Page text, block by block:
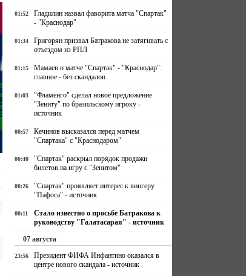
01:52
Гладилин назвал фаворита матча "Спартак"
- "Краснодар"
01:34
Григорян призвал Батракова не затягивать с
отъездом из РПЛ
01:15
Мамаев о матче "Спартак" - "Краснодар":
главное - без скандалов
01:03
"Фламенго" сделал новое предложение
"Зениту" по бразильскому игроку -
источник
00:57
Кечинов высказался перед матчем
"Спартака" с "Краснодаром"
00:40
"Спартак" раскрыл порядок продажи
билетов на игру с "Зенитом"
00:26
"Спартак" проявляет интерес к вингеру
"Пафоса" - источник
00:11
Стало известно о просьбе Батракова к
руководству "Галатасарая" - источник
07 августа
23:56
Президент ФИФА Инфантино оказался в
центре нового скандала - источник